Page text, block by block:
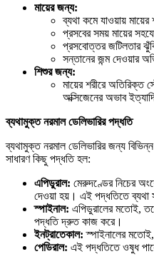
মায়েরজন্য:
ব্যথা কমে যাওয়ায় মায়ের
প্রসবের সময় মায়ের
প্রসবোত্তর জটিলতার
সন্তানের জন্ম দেওয়ার
শিশুরজন্য:
মায়ের শরীরে অতিরিক্ত
অক্সিজেনের অভাব
ব্যথামুক্তনরমালডেলিভারিরপদ্ধতি
ব্যথামুক্ত নরমাল ডেলিভারির জন্য
সাধারণ কিছু পদ্ধতি হল:
এপিডুরাল: মেরুদণ্ডের নিচের
দেওয়া হয়। এই পদ্ধতিতে ব্যথা
স্পাইনাল: এপিডুরালের মতোই,
পদ্ধতি দ্রুত কাজ করে।
ইনট্রাতেকাল: স্পাইনালের
পেডিরাল: এই পদ্ধতিতে ওষুধ